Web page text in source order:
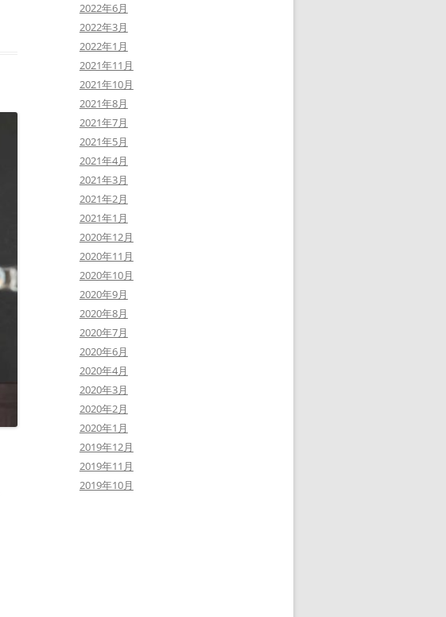
2022年6月
2022年3月
2022年1月
2021年11月
2021年10月
2021年8月
2021年7月
2021年5月
2021年4月
2021年3月
2021年2月
2021年1月
2020年12月
2020年11月
2020年10月
2020年9月
2020年8月
2020年7月
2020年6月
2020年4月
2020年3月
2020年2月
2020年1月
2019年12月
2019年11月
2019年10月